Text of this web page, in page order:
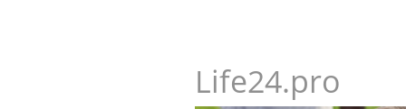
Life24.pro